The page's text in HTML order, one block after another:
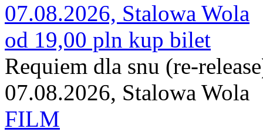
07.08.2026, Stalowa Wola
od 19,00 pln kup bilet
Requiem dla snu (re-
07.08.2026, Stalowa Wola
FILM